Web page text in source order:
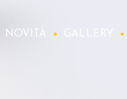
NOVITÀ